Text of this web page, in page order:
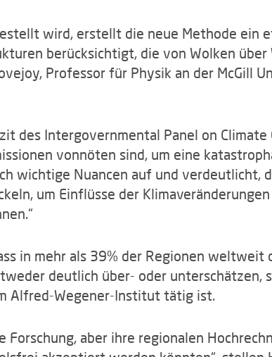
wird, erstellt die neue Methode ein
berücksichtigt, die von Wolken
Professor für Physik an der McGill
des Intergovernmental Panel on Climate
vonnöten sind, um eine
wichtige Nuancen auf und verdeutlicht,
um Einflüsse der
in mehr als 39% der Regionen weltweit
deutlich über- oder unterschätzen,
Alfred-Wegener-Institut tätig ist.
Forschung, aber ihre regionalen